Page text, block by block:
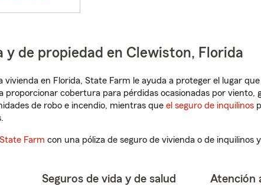
y de propiedad en Clewiston, Florida
vivienda en Florida, State Farm le ayuda a proteger el lugar
proporcionar cobertura para pérdidas ocasionadas por viento,
de robo e incendio, mientras que el seguro de inquilinos
Farm con una póliza de seguro de vivienda o de inquilinos
Seguros de vida y de salud Atención